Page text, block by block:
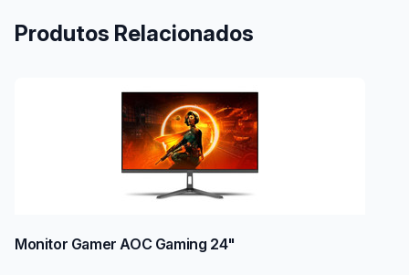
Produtos Relacionados
Monitor Gamer AOC Gaming 24"